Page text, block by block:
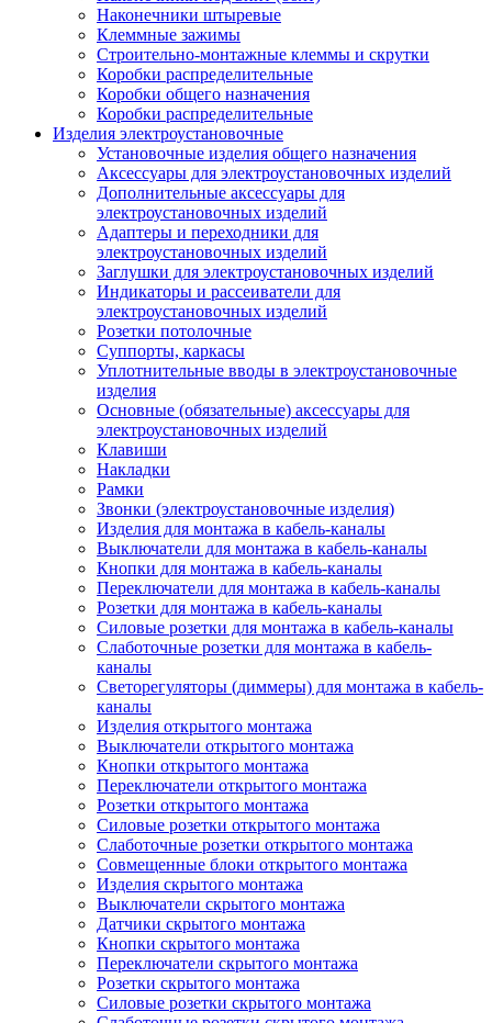
Наконечники штыревые
Клеммные зажимы
Строительно-монтажные клеммы и скрутки
Коробки распределительные
Коробки общего назначения
Коробки распределительные
Изделия электроустановочные
Установочные изделия общего назначения
Аксессуары для электроустановочных изделий
Дополнительные аксессуары для
электроустановочных изделий
Адаптеры и переходники для
электроустановочных изделий
Заглушки для электроустановочных изделий
Индикаторы и рассеиватели для
электроустановочных изделий
Розетки потолочные
Суппорты, каркасы
Уплотнительные вводы в электроустановочные
изделия
Основные (обязательные) аксессуары для
электроустановочных изделий
Клавиши
Накладки
Рамки
Звонки (электроустановочные изделия)
Изделия для монтажа в кабель-каналы
Выключатели для монтажа в кабель-каналы
Кнопки для монтажа в кабель-каналы
Переключатели для монтажа в кабель-каналы
Розетки для монтажа в кабель-каналы
Силовые розетки для монтажа в кабель-каналы
Слаботочные розетки для монтажа в кабель-
каналы
Светорегуляторы (диммеры) для монтажа в кабель-
каналы
Изделия открытого монтажа
Выключатели открытого монтажа
Кнопки открытого монтажа
Переключатели открытого монтажа
Розетки открытого монтажа
Силовые розетки открытого монтажа
Слаботочные розетки открытого монтажа
Совмещенные блоки открытого монтажа
Изделия скрытого монтажа
Выключатели скрытого монтажа
Датчики скрытого монтажа
Кнопки скрытого монтажа
Переключатели скрытого монтажа
Розетки скрытого монтажа
Силовые розетки скрытого монтажа